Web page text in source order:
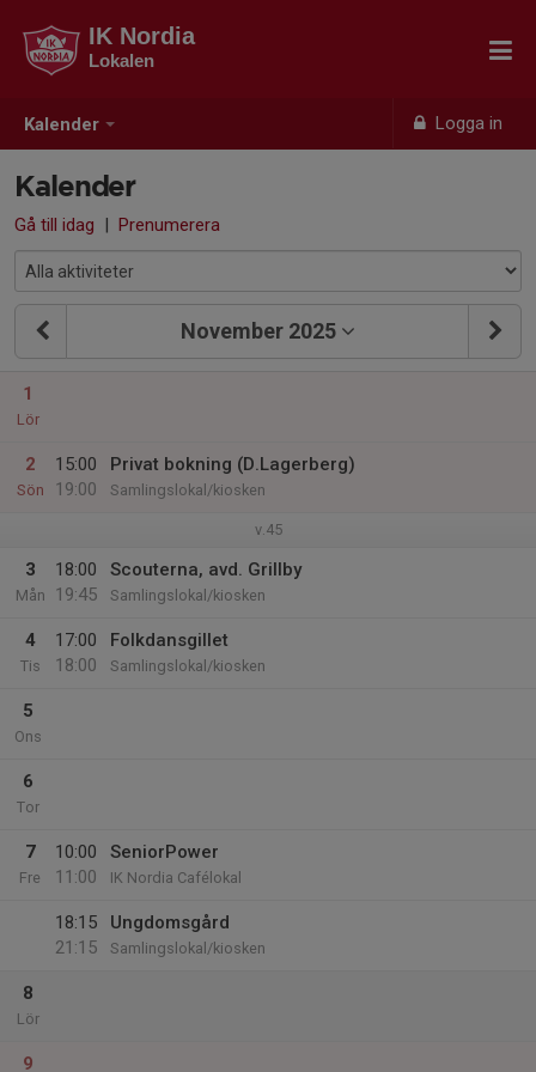
Kalender Logga in
IK Nordia
Lokalen
Kalender
Gå till idag | Prenumerera
November 2025
1
Lör
2
Sön
15:00
19:00
Privat bokning (D.Lagerberg)
Samlingslokal/kiosken
v.45
3
Mån
18:00
19:45
Scouterna, avd. Grillby
Samlingslokal/kiosken
4
Tis
17:00
18:00
Folkdansgillet
Samlingslokal/kiosken
5
Ons
6
Tor
7
Fre
10:00
11:00
SeniorPower
IK Nordia Cafélokal
18:15
21:15
Ungdomsgård
Samlingslokal/kiosken
8
Lör
9